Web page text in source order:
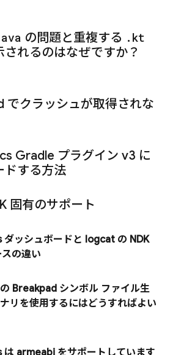
の問題と重複する . kt
されるのはなぜですか？
でクラッシュが取得されな
Gradle プラグイン v3 に
ドする方法
固有のサポート
ダッシュボードと logcat の NDK
の違い
Breakpad シンボル ファイル生
リを使用するにはどうすればよい
は armeabi をサポートしています